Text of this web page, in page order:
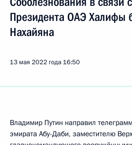
Президента ОАЭ Халифы
Нахайяна
13 мая 2022 года 16:50
Владимир Путин направил
эмирата Абу-Даби, заместителю